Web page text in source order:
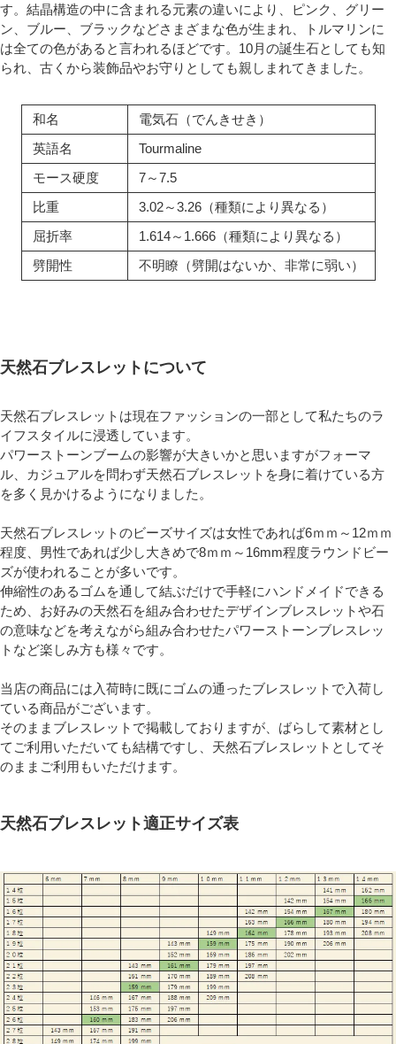
す。結晶構造の中に含まれる元素の違いにより、ピンク、グリー
ン、ブルー、ブラックなどさまざまな色が生まれ、トルマリンに
は全ての色があると言われるほどです。10月の誕生石としても知
られ、古くから装飾品やお守りとしても親しまれてきました。
和名
電気石（でんきせき）
英語名
Tourmaline
モース硬度
7～7.5
比重
3.02～3.26（種類により異なる）
屈折率
1.614～1.666（種類により異なる）
劈開性
不明瞭（劈開はないか、非常に弱い）
天然石ブレスレットについて
天然石ブレスレットは現在ファッションの一部として私たちのラ
イフスタイルに浸透しています。
パワーストーンブームの影響が大きいかと思いますがフォーマ
ル、カジュアルを問わず天然石ブレスレットを身に着けている方
を多く見かけるようになりました。
天然石ブレスレットのビーズサイズは女性であれば6ｍｍ～12ｍｍ
程度、男性であれば少し大きめで8ｍｍ～16mm程度ラウンドビー
ズが使われることが多いです。
伸縮性のあるゴムを通して結ぶだけで手軽にハンドメイドできる
ため、お好みの天然石を組み合わせたデザインブレスレットや石
の意味などを考えながら組み合わせたパワーストーンブレスレッ
トなど楽しみ方も様々です。
当店の商品には入荷時に既にゴムの通ったブレスレットで入荷し
ている商品がございます。
そのままブレスレットで掲載しておりますが、ばらして素材とし
てご利用いただいても結構ですし、天然石ブレスレットとしてそ
のままご利用もいただけます。
天然石ブレスレット適正サイズ表